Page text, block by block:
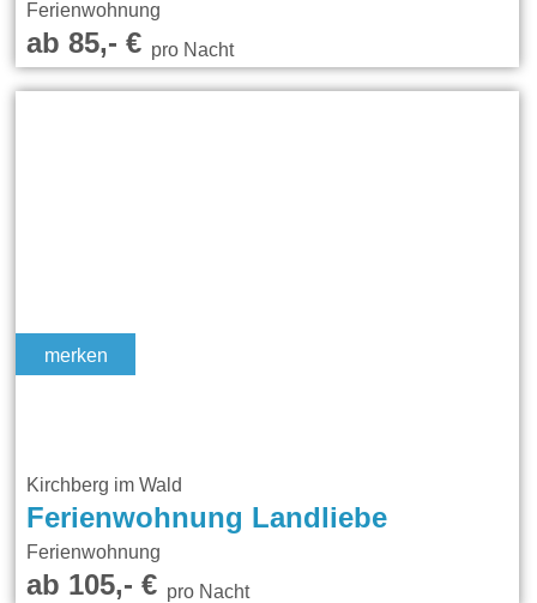
Ferienwohnung
ab 85,- €pro Nacht
merken
Kirchberg im Wald
Ferienwohnung Landliebe
Ferienwohnung
ab 105,- €pro Nacht